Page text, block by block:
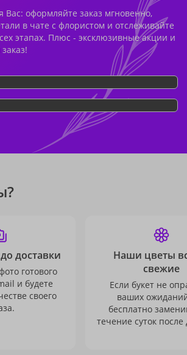
Вас: оформляйте заказ мгновенно,
в чате с флористом и отслеживайте
этапах. Плюс - эксклюзивные акции и
доставки
готового
и будете
своего
Наши цветы
свежие
Если букет не
ваших
бесплатно
течение суток после